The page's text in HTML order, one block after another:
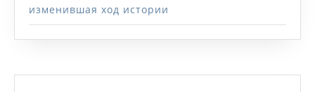
изменившая ход истории